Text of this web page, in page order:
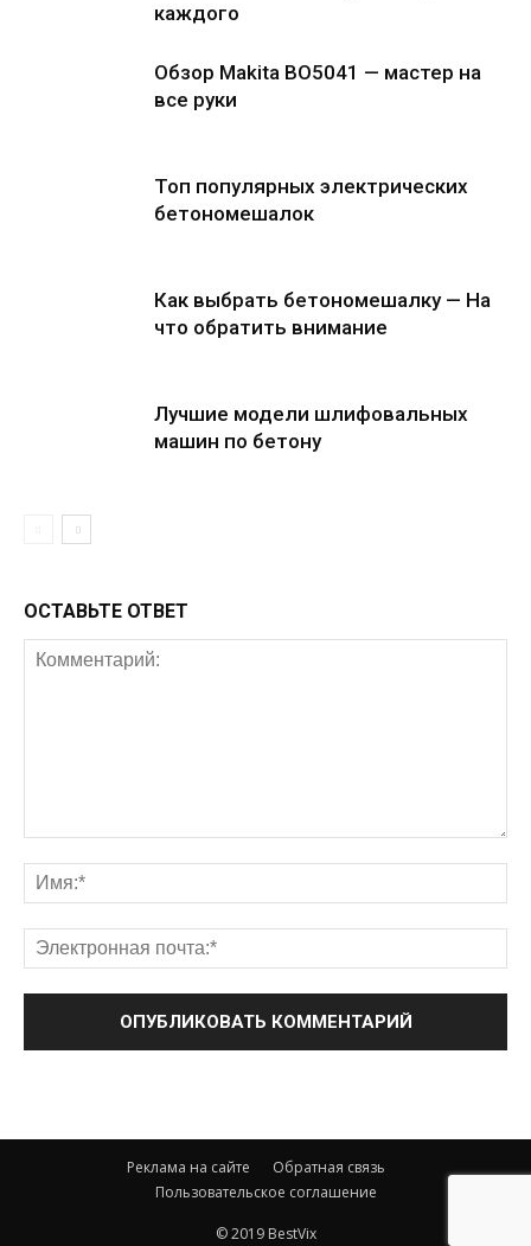
каждого
Обзор Makita BO5041 — мастер на
все руки
Топ популярных электрических
бетономешалок
Как выбрать бетономешалку — На
что обратить внимание
Лучшие модели шлифовальных
машин по бетону
ОСТАВЬТЕ ОТВЕТ
Реклама на сайте
Обратная связь
Пользовательское соглашение
© 2019 BestVix